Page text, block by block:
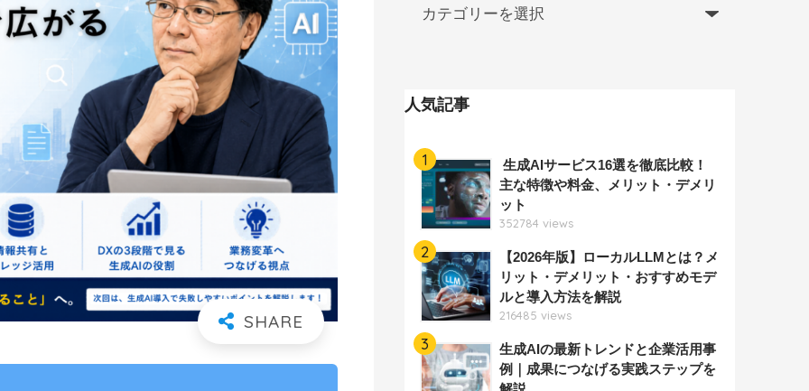
人気記事
1
生成AIサービス16選を徹底比較！
主な特徴や料金、メリット・デメリ
ット
352784 views
2
【2026年版】ローカルLLMとは？メ
リット・デメリット・おすすめモデ
ルと導入方法を解説
216485 views
3
生成AIの最新トレンドと企業活用事
例｜成果につなげる実践ステップを